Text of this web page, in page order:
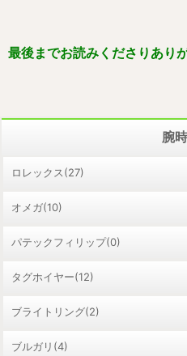
最後までお読みくださりあり
腕
ロレックス(27)
オメガ(10)
パテックフィリップ(0)
タグホイヤー(12)
ブライトリング(2)
ブルガリ(4)